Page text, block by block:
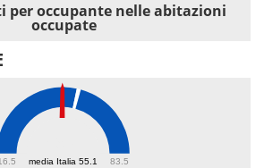
per occupante nelle abitazioni
occupate
media Italia 55.1 83.5